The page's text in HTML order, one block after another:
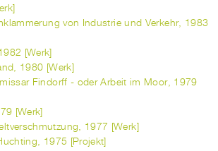
von Industrie und Verkehr, 1983
[Werk]
1980 [Werk]
Findorff - oder Arbeit im Moor, 1979
[Werk]
1977 [Werk]
1975 [Projekt]